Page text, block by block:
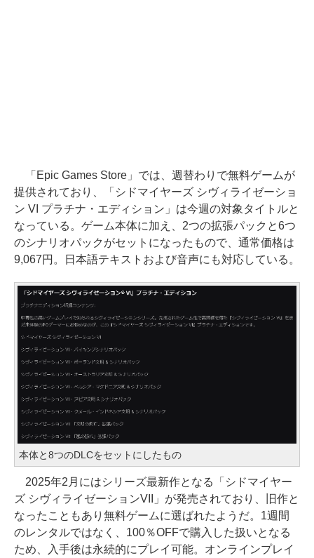
「Epic Games Store」では、週替わりで無料ゲームが
提供されており、「シドマイヤーズ シヴィライゼーショ
ン VI プラチナ・エディション」は今週の対象タイトルと
なっている。ゲーム本体に加え、2つの拡張パックと6つ
のシナリオパックがセットになったもので、通常価格は
9,067円。日本語テキストおよび音声にも対応している。
本体と8つのDLCをセットにしたもの
2025年2月にはシリーズ最新作となる「シドマイヤー
ズ シヴィライゼーションVII」が発売されており、旧作と
なったこともあり無料ゲームに選ばれたようだ。1週間
のレンタルではなく、100％OFFで購入した扱いとなる
ため、入手後は永続的にプレイ可能。オンラインプレイ